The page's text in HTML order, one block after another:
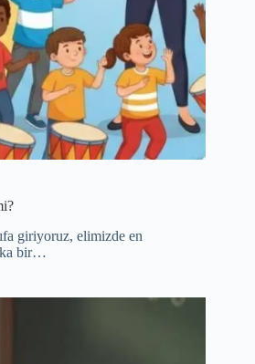
giriyoruz, elimizde en
bir…